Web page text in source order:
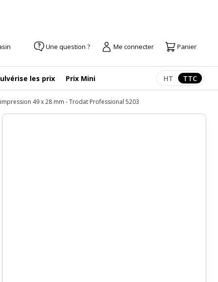
Une question ? Me connecter Panier
les prix Prix Mini Afficher les
HT TTC
49 x 28 mm - Trodat Professional 5203